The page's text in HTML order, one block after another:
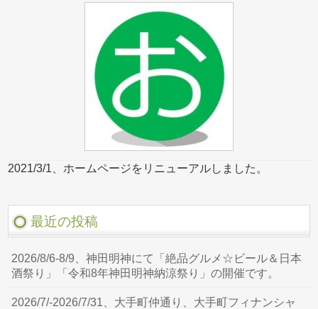
2021/3/1、ホームページをリニューアルしました。
最近の投稿
2026/8/6-8/9、神田明神にて「絶品グルメ☆ビール＆日本
酒祭り」「令和8年神田明神納涼祭り」の開催です。
2026/7/-2026/7/31、大手町仲通り、大手町フィナンシャ